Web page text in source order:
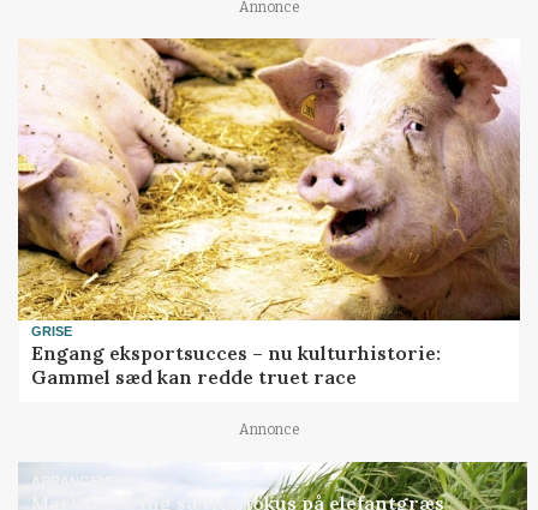
Annonce
GRISE
Engang eksportsucces – nu kulturhistorie:
Gammel sæd kan redde truet race
Annonce
ARRANGEMENT
Markvandring sætter fokus på elefantgræs